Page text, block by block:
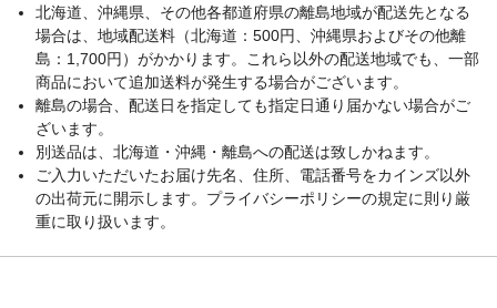
北海道、沖縄県、その他各都道府県の離島地域が配送先となる
場合は、地域配送料（北海道：500円、沖縄県およびその他離
島：1,700円）がかかります。これら以外の配送地域でも、一部
商品において追加送料が発生する場合がございます。
離島の場合、配送日を指定しても指定日通り届かない場合がご
ざいます。
別送品は、北海道・沖縄・離島への配送は致しかねます。
ご入力いただいたお届け先名、住所、電話番号をカインズ以外
の出荷元に開示します。プライバシーポリシーの規定に則り厳
重に取り扱います。